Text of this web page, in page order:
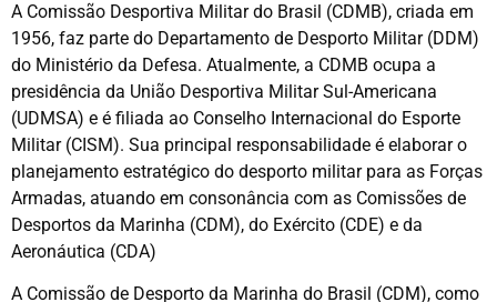
A Comissão Desportiva Militar do Brasil (CDMB), criada em
1956, faz parte do Departamento de Desporto Militar (DDM)
do Ministério da Defesa. Atualmente, a CDMB ocupa a
presidência da União Desportiva Militar Sul-Americana
(UDMSA) e é filiada ao Conselho Internacional do Esporte
Militar (CISM). Sua principal responsabilidade é elaborar o
planejamento estratégico do desporto militar para as Forças
Armadas, atuando em consonância com as Comissões de
Desportos da Marinha (CDM), do Exército (CDE) e da
Aeronáutica (CDA)
A Comissão de Desporto da Marinha do Brasil (CDM), como